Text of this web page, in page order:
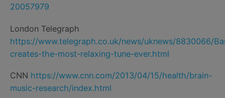
20057979
London Telegraph
https://www.telegraph.co.uk/news/uknews/8830066/
creates-the-most-relaxing-tune-ever.html
CNN https://www.cnn.com/2013/04/15/health/brain-
music-research/index.html